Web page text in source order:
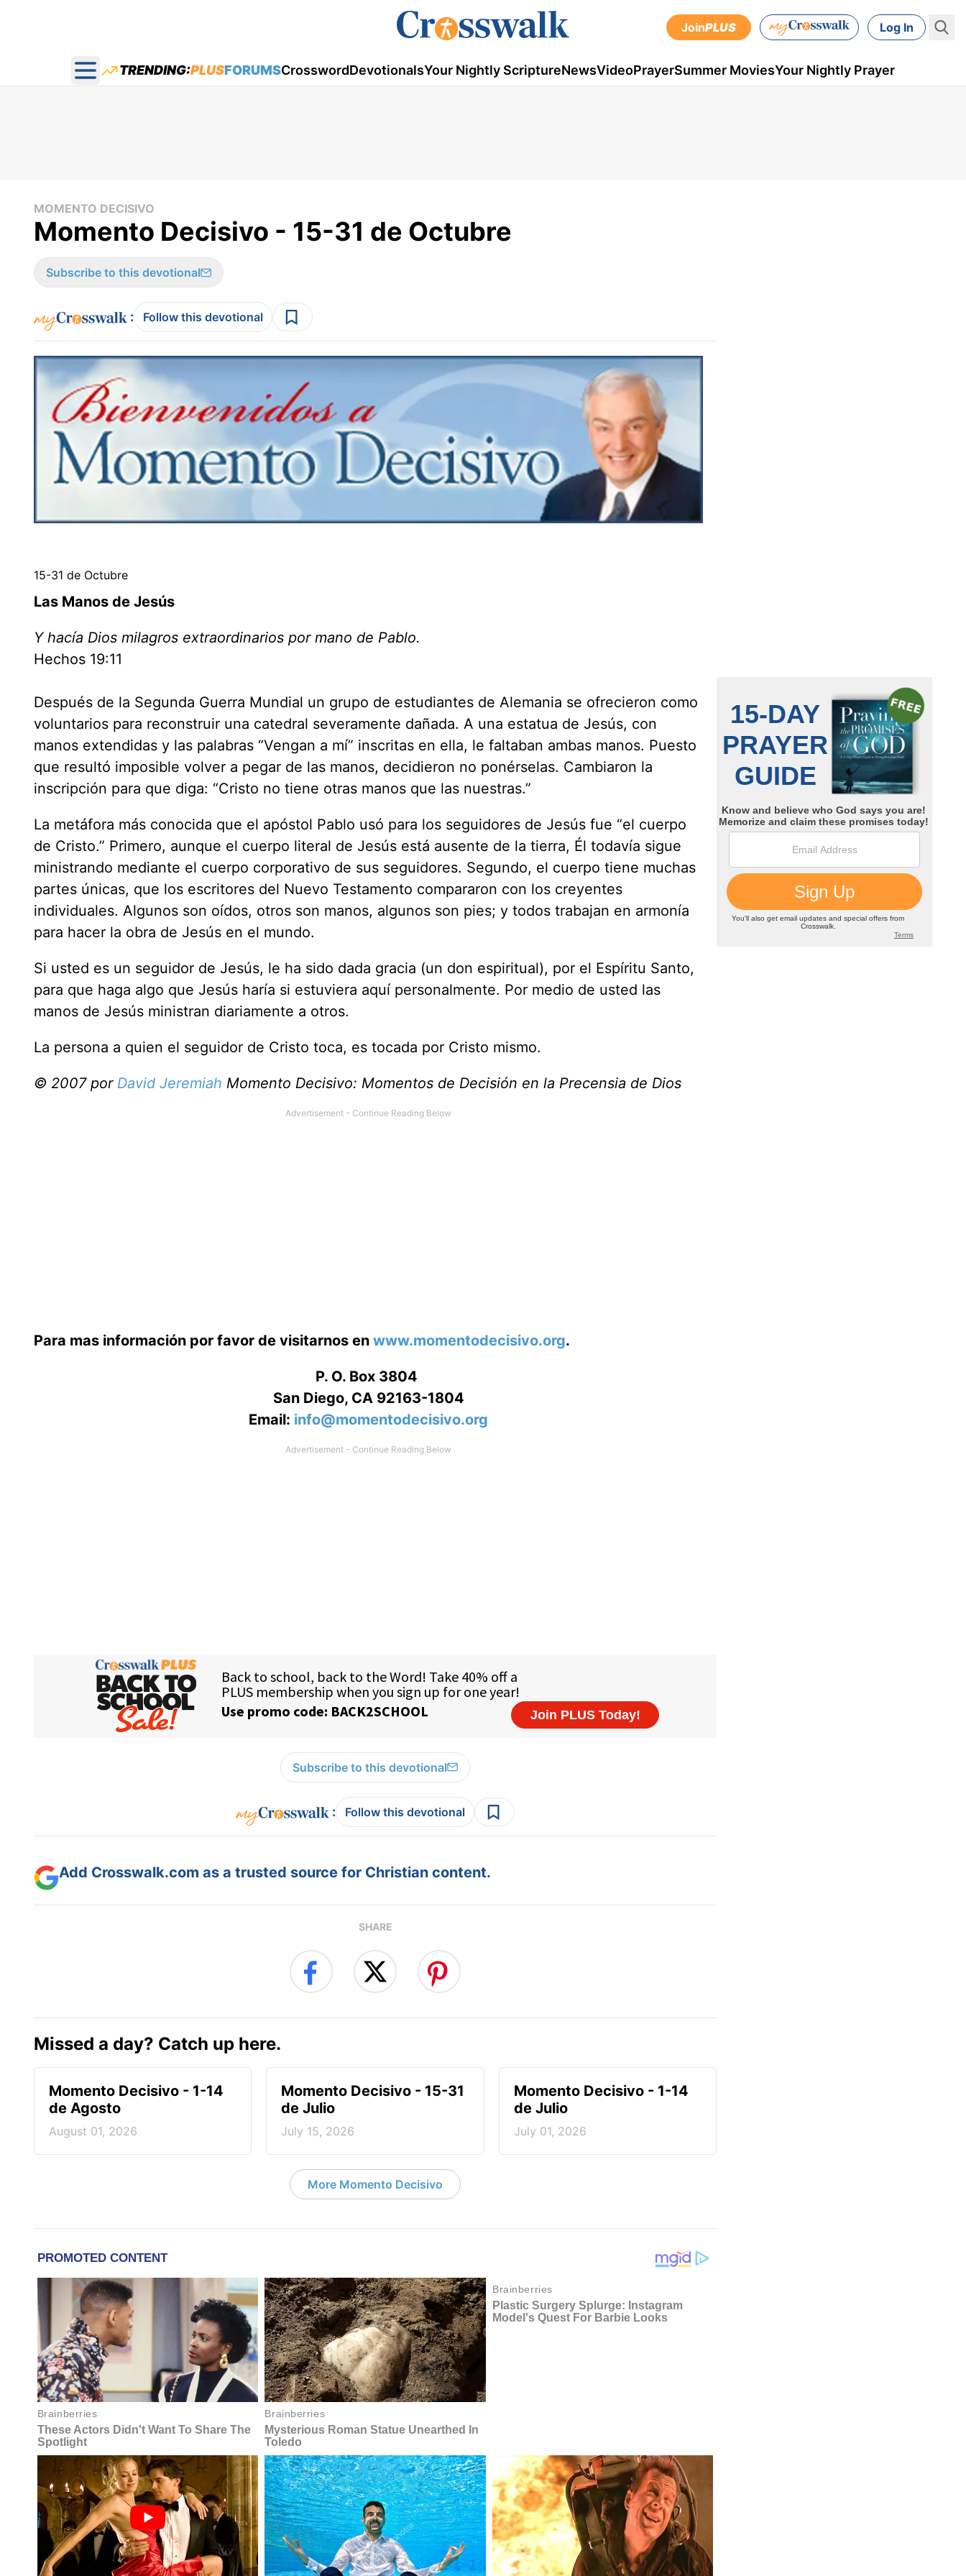
JoinPLUS Log In
Open main menu
TRENDING:PLUSFORUMSCrosswordDevotionalsYour Nightly ScriptureNewsVideoPrayerSummer MoviesYour Nightly Prayer
MOMENTO DECISIVO
Momento Decisivo - 15-31 de Octubre
Subscribe to this devotional
: Follow this devotional
15-31 de Octubre
Las Manos de Jesús
Y hacía Dios milagros extraordinarios por mano de Pablo.
Hechos 19:11
Después de la Segunda Guerra Mundial un grupo de estudiantes de Alemania se ofrecieron como
voluntarios para reconstruir una catedral severamente dañada. A una estatua de Jesús, con
manos extendidas y las palabras “Vengan a mí” inscritas en ella, le faltaban ambas manos. Puesto
que resultó imposible volver a pegar de las manos, decidieron no ponérselas. Cambiaron la
inscripción para que diga: “Cristo no tiene otras manos que las nuestras.”
La metáfora más conocida que el apóstol Pablo usó para los seguidores de Jesús fue “el cuerpo
de Cristo.” Primero, aunque el cuerpo literal de Jesús está ausente de la tierra, Él todavía sigue
ministrando mediante el cuerpo corporativo de sus seguidores. Segundo, el cuerpo tiene muchas
partes únicas, que los escritores del Nuevo Testamento compararon con los creyentes
individuales. Algunos son oídos, otros son manos, algunos son pies; y todos trabajan en armonía
para hacer la obra de Jesús en el mundo.
Si usted es un seguidor de Jesús, le ha sido dada gracia (un don espiritual), por el Espíritu Santo,
para que haga algo que Jesús haría si estuviera aquí personalmente. Por medio de usted las
manos de Jesús ministran diariamente a otros.
La persona a quien el seguidor de Cristo toca, es tocada por Cristo mismo.
© 2007 por David Jeremiah Momento Decisivo: Momentos de Decisión en la Precensia de Dios
Para mas información por favor de visitarnos en www.momentodecisivo.org.
P. O. Box 3804
San Diego, CA 92163-1804
Email: info@momentodecisivo.org
Subscribe to this devotional
: Follow this devotional
Add Crosswalk.com as a trusted source for Christian content.
SHARE
Missed a day? Catch up here.
Momento Decisivo - 1-14
de Agosto
August 01, 2026
Momento Decisivo - 15-31
de Julio
July 15, 2026
Momento Decisivo - 1-14
de Julio
July 01, 2026
More Momento Decisivo